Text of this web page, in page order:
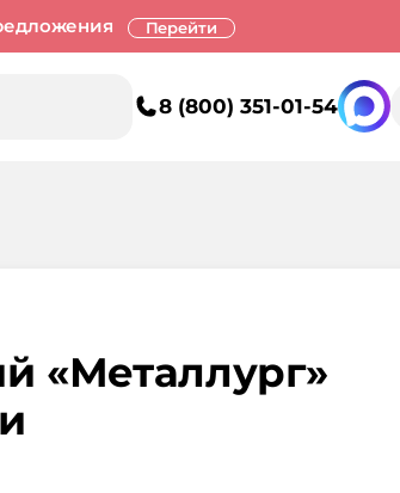
Перейти
8 (800) 351-01-54
«Металлург»